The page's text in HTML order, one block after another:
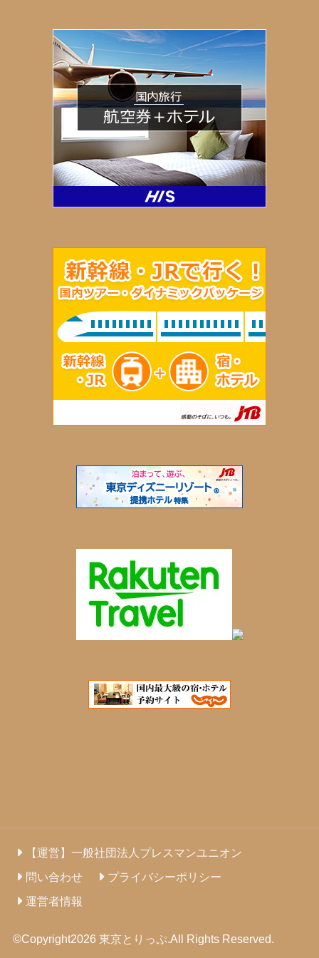
【運営】一般社団法人プレスマンユニオン
問い合わせ
プライバシーポリシー
運営者情報
©Copyright2026 東京とりっぷ.All Rights Reserved.